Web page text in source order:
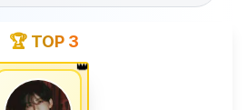
🏆 TOP 3
👑